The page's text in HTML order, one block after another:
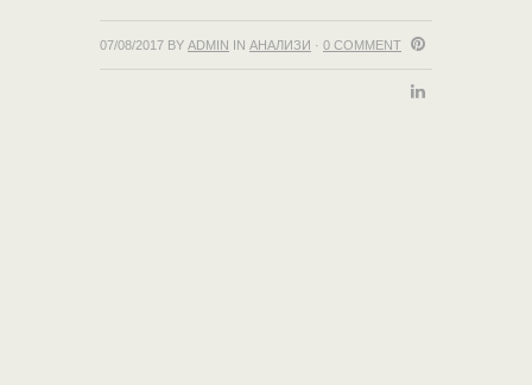
07/08/2017 BY ADMIN IN АНАЛИЗИ · 0 COMMENT